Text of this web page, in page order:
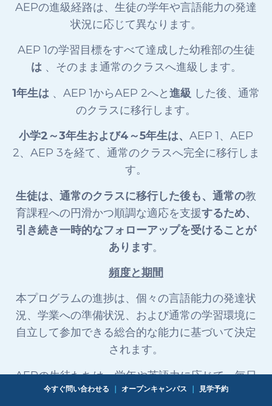
AEPの進級経路は、生徒の学年や言語能力の発達
状況に応じて異なります。
AEP 1の学習目標をすべて達成した幼稚部の生徒
は 、そのまま通常のクラスへ進級します。
1年生は 、AEP 1からAEP 2へと進級 した後、通常
のクラスに移行します。
小学2～3年生および4～5年生は、 AEP 1、AEP
2、AEP 3を経て、通常のクラスへ完全に移行しま
す。
生徒は、通常のクラスに移行した後も、通常の教
育課程への円滑かつ順調な適応を支援するため、
引き続き一時的なフォローアップを受けることが
あります。
頻度と期間
本プログラムの進捗は、個々の言語能力の発達状
況、学業への準備状況、および通常の学習環境に
自立して参加できる総合的な能力に基づいて決定
されます。
AEPの生徒たちは、学年や英語力に応じて、毎日
英語学習のサポートを受けています。
今すぐ問い合わせる ｜ オープンキャンパス ｜ 見学予約